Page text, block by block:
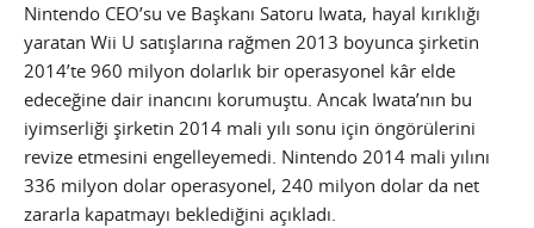
Nintendo CEO’su ve Başkanı Satoru Iwata, hayal kırıklığı
yaratan Wii U satışlarına rağmen 2013 boyunca şirketin
2014’te 960 milyon dolarlık bir operasyonel kâr elde
edeceğine dair inancını korumuştu. Ancak Iwata’nın bu
iyimserliği şirketin 2014 mali yılı sonu için öngörülerini
revize etmesini engelleyemedi. Nintendo 2014 mali yılını
336 milyon dolar operasyonel, 240 milyon dolar da net
zararla kapatmayı beklediğini açıkladı.